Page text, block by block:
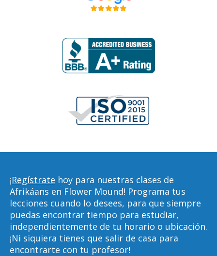
¡Regístrate hoy para nuestras clases de
Afrikáans en Flower Mound! Programa tus
lecciones cuando lo desees, para que siempre
puedas encontrar tiempo para estudiar,
independientemente de tu horario o ubicación.
¡Ni siquiera tienes que salir de casa para
encontrarte con tu profesor!